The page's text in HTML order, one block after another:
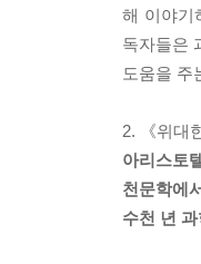
해 이야기
독자들은
도움을 주
2. 《위대
아리스토
천문학에
수천 년